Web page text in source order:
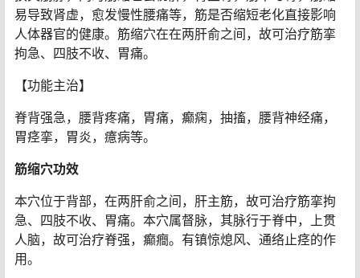
易导致肾虚，愈发慢性腰痛等，筋是否缩短老化直接影响
人体器官的健康。筋缩穴在在两肝俞之间，故可治疗筋挛
拘急、四肢不收、胃痛。
【功能主治】
脊背强急，腰背疼痛，胃痛，癫痫，抽搐，腰背神经痛，
胃痉挛，胃炎，癔病等。
筋缩穴功效
本穴位于背部，在两肝俞之间，肝主筋，故可治疗筋挛拘
急、四肢不收、胃痛。本穴属督脉，其脉行于脊中，上贯
人脑，故可治疗脊强，癫癎。有镇惊熄风、通络止痉的作
用。